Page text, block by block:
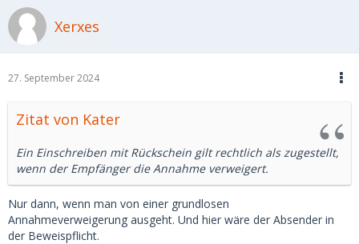
Xerxes
27. September 2024
Zitat von Kater
Ein Einschreiben mit Rückschein gilt rechtlich als zugestellt,
wenn der Empfänger die Annahme verweigert.
Nur dann, wenn man von einer grundlosen
Annahmeverweigerung ausgeht. Und hier wäre der Absender in
der Beweispflicht.